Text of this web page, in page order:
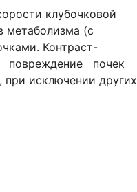
клубочковой
метаболизма (с
Контраст-
повреждение почек
при исключении других